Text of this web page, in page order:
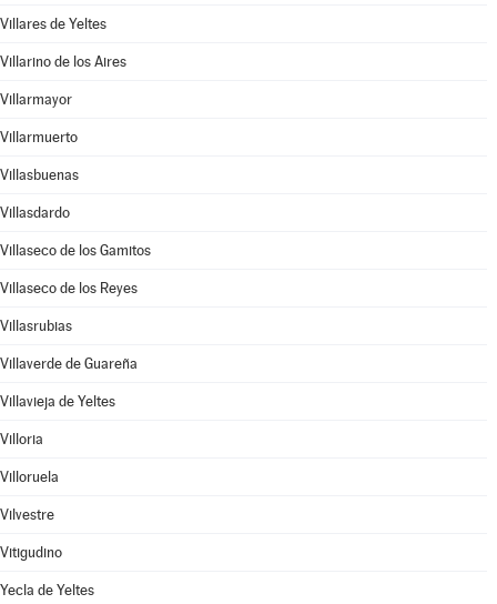
Villares de Yeltes
Villarino de los Aires
Villarmayor
Villarmuerto
Villasbuenas
Villasdardo
Villaseco de los Gamitos
Villaseco de los Reyes
Villasrubias
Villaverde de Guareña
Villavieja de Yeltes
Villoria
Villoruela
Vilvestre
Vitigudino
Yecla de Yeltes